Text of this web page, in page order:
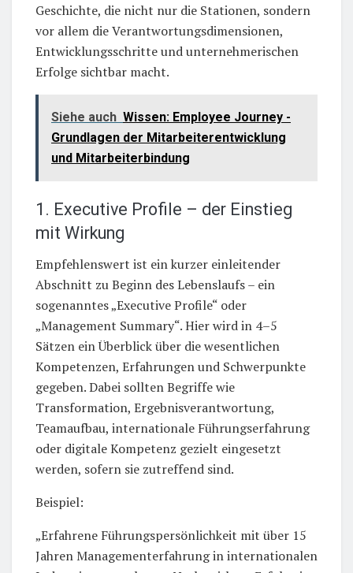
Geschichte, die nicht nur die Stationen, sondern
vor allem die Verantwortungsdimensionen,
Entwicklungsschritte und unternehmerischen
Erfolge sichtbar macht.
Siehe auch Wissen: Employee Journey -
Grundlagen der Mitarbeiterentwicklung
und Mitarbeiterbindung
1. Executive Profile – der Einstieg
mit Wirkung
Empfehlenswert ist ein kurzer einleitender
Abschnitt zu Beginn des Lebenslaufs – ein
sogenanntes „Executive Profile“ oder
„Management Summary“. Hier wird in 4–5
Sätzen ein Überblick über die wesentlichen
Kompetenzen, Erfahrungen und Schwerpunkte
gegeben. Dabei sollten Begriffe wie
Transformation, Ergebnisverantwortung,
Teamaufbau, internationale Führungserfahrung
oder digitale Kompetenz gezielt eingesetzt
werden, sofern sie zutreffend sind.
Beispiel:
„Erfahrene Führungspersönlichkeit mit über 15
Jahren Managementerfahrung in internationalen